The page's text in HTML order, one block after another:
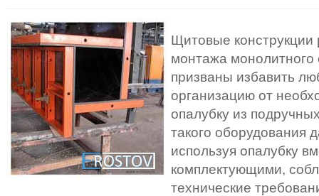
Щитовые конструкции
монтажа монолитного
призваны избавить
организацию от
опалубку из
такого оборудования
используя опалубку
комплектующими,
технические